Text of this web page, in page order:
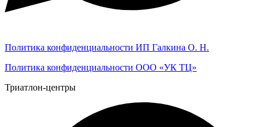
Политика конфиденциальности ИП Галкина О. Н.
Политика конфиденциальности ООО «УК ТЦ»
Триатлон-центры